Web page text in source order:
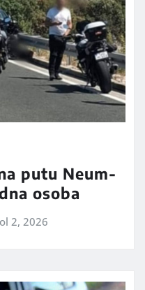
putu Neum-
osoba
2, 2026